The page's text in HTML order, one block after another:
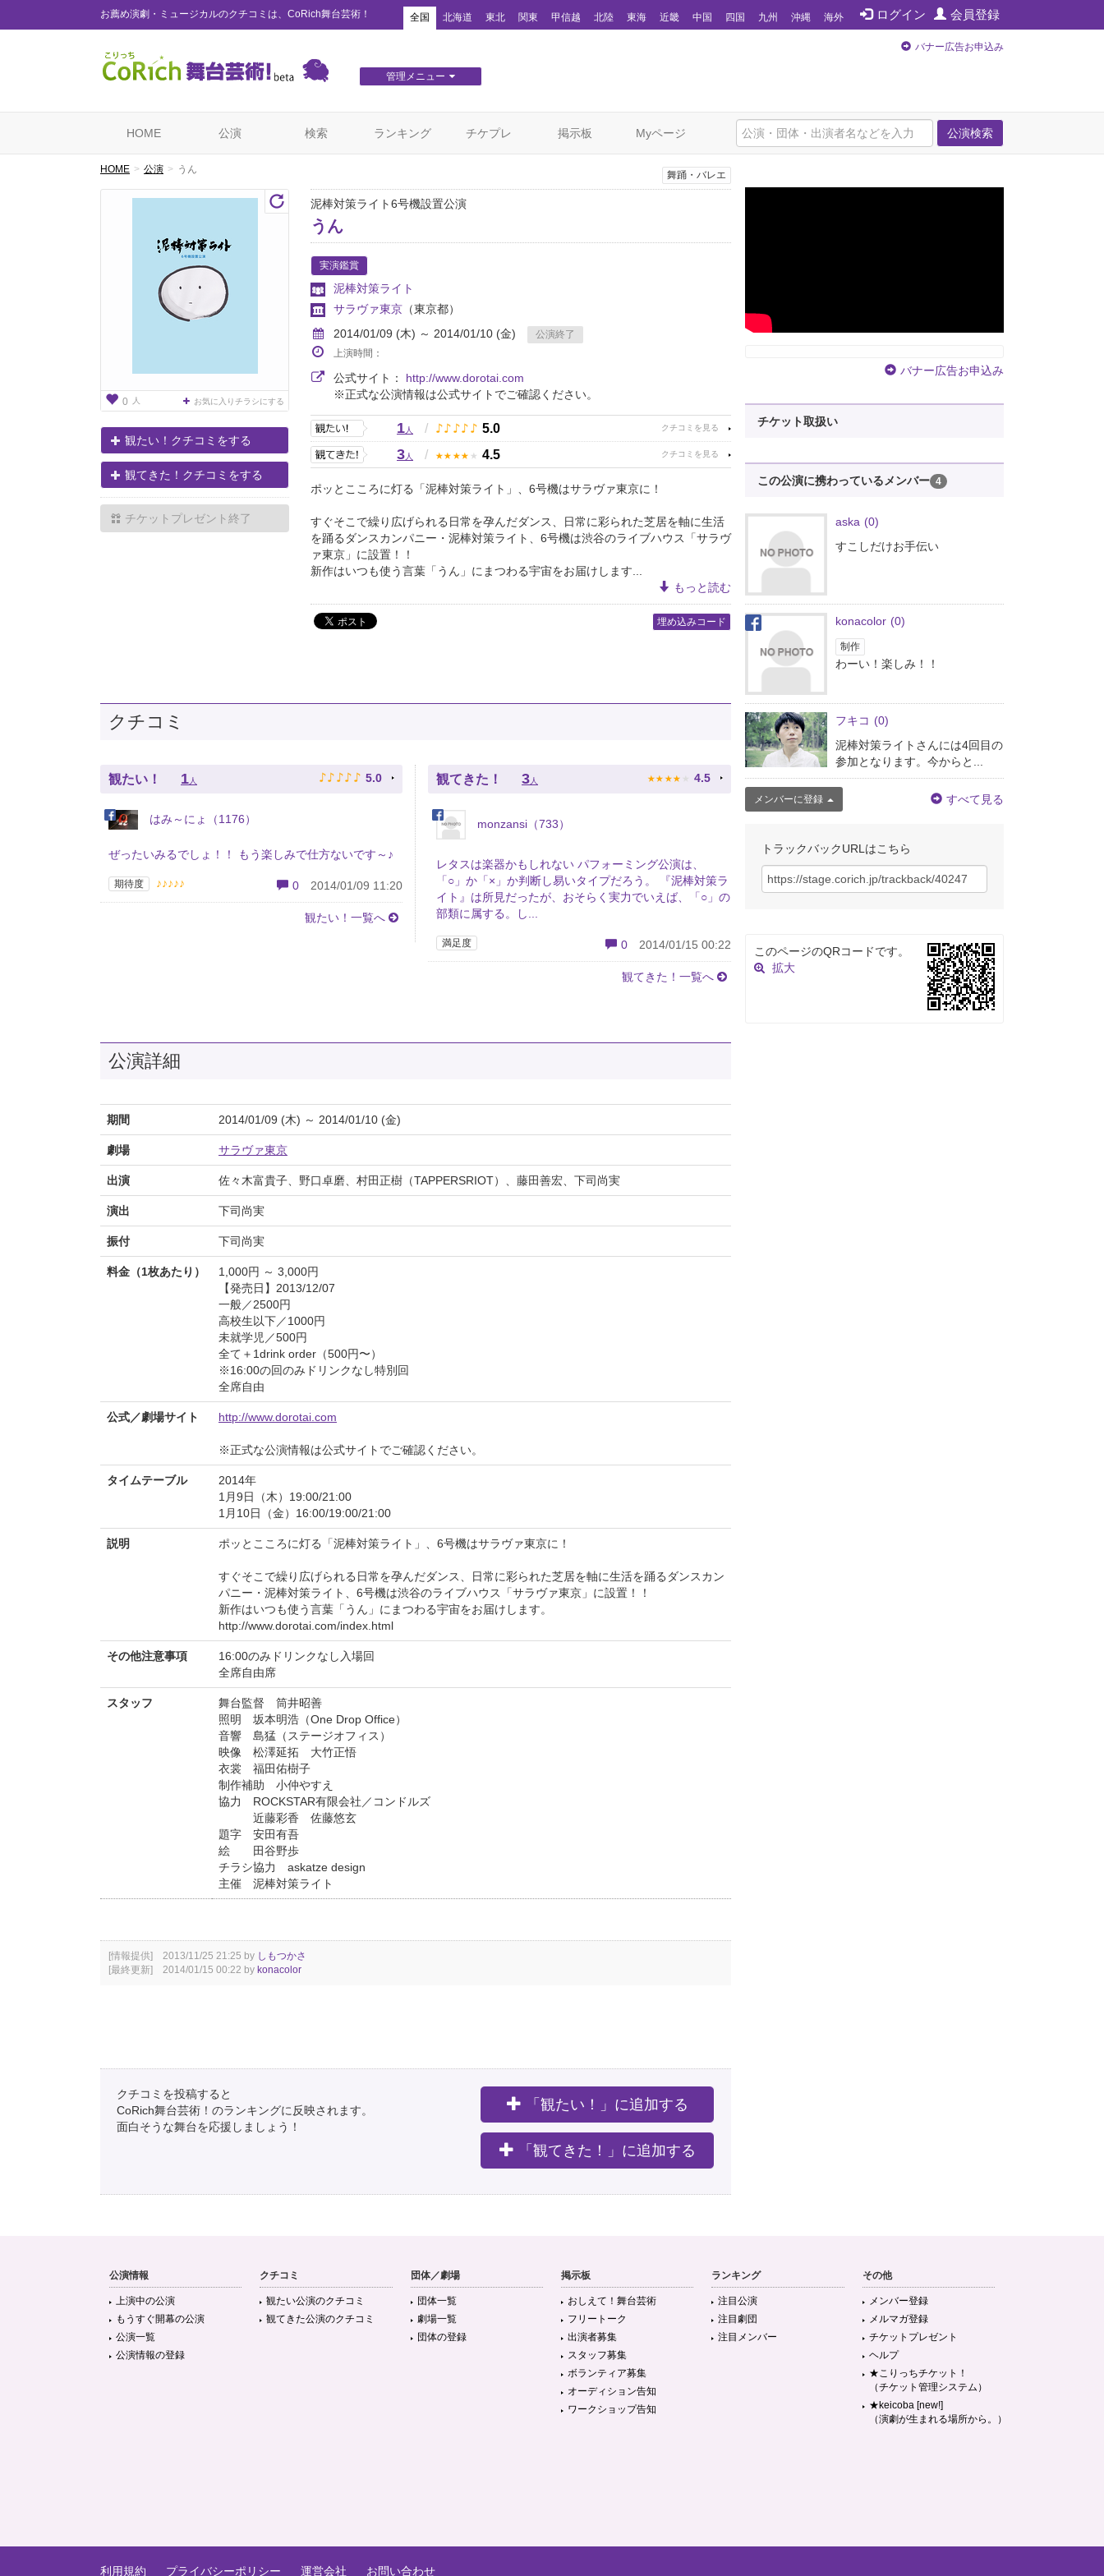
お薦め演劇・ミュージカルのクチコミは、CoRich舞台芸術！ ログイン 会員登録
全国 北海道 東北 関東 甲信越 北陸 東海 近畿 中国 四国 九州 沖縄 海外
管理メニュー
バナー広告お申込み
公演検索
HOME 公演 検索 ランキング チケプレ 掲示板 Myページ
HOME 公演 うん
0 人 お気に入りチラシにする
観たい！クチコミをする
観てきた！クチコミをする
チケットプレゼント終了
舞踊・バレエ
泥棒対策ライト6号機設置公演
うん
実演鑑賞
泥棒対策ライト
サラヴァ東京 （東京都）
2014/01/09 (木) ～ 2014/01/10 (金)
公演終了
上演時間：
公式サイト： http://www.dorotai.com
※正式な公演情報は公式サイトでご確認ください。
1人 / ♪ ♪ ♪ ♪ ♪ 5.0
3人 / ★ ★ ★ ★ ★ 4.5
ポッとこころに灯る「泥棒対策ライト」、6号機はサラヴァ東京に！
すぐそこで繰り広げられる日常を孕んだダンス、日常に彩られた芝居を軸に生活
を踊るダンスカンパニー・泥棒対策ライト、6号機は渋谷のライブハウス「サラヴ
ァ東京」に設置！！
新作はいつも使う言葉「うん」にまつわる宇宙をお届けします...
もっと読む
埋め込みコード
クチコミ
観たい！ 1 人 ♪ ♪ ♪ ♪ ♪ 5.0
はみ～にょ（1176）
ぜったいみるでしょ！！ もう楽しみで仕方ないです～♪
期待度 ♪♪♪♪♪ 0 2014/01/09 11:20
観たい！一覧へ
観てきた！ 3 人 ★ ★ ★ ★ ★ 4.5
monzansi（733）
レタスは楽器かもしれない パフォーミング公演は、
「○」か「×」か判断し易いタイプだろう。 『泥棒対策ラ
イト』は所見だったが、おそらく実力でいえば、「○」の
部類に属する。し...
満足度 0 2014/01/15 00:22
観てきた！一覧へ
公演詳細
期間 2014/01/09 (木) ～ 2014/01/10 (金)
劇場 サラヴァ東京
出演 佐々木富貴子、野口卓磨、村田正樹（TAPPERSRIOT）、藤田善宏、下司尚実
演出 下司尚実
振付 下司尚実
料金（1枚あたり）
1,000円 ～ 3,000円
【発売日】2013/12/07
一般／2500円
高校生以下／1000円
未就学児／500円
全て＋1drink order（500円〜）
※16:00の回のみドリンクなし特別回
全席自由
公式／劇場サイト http://www.dorotai.com
※正式な公演情報は公式サイトでご確認ください。
タイムテーブル
2014年
1月9日（木）19:00/21:00
1月10日（金）16:00/19:00/21:00
説明 ポッとこころに灯る「泥棒対策ライト」、6号機はサラヴァ東京に！
すぐそこで繰り広げられる日常を孕んだダンス、日常に彩られた芝居を軸に生活を踊るダンスカン
パニー・泥棒対策ライト、6号機は渋谷のライブハウス「サラヴァ東京」に設置！！
新作はいつも使う言葉「うん」にまつわる宇宙をお届けします。
http://www.dorotai.com/index.html
その他注意事項
16:00のみドリンクなし入場回
全席自由席
スタッフ
舞台監督 筒井昭善
照明 坂本明浩（One Drop Office）
音響 島猛（ステージオフィス）
映像 松澤延拓 大竹正悟
衣裳 福田佑樹子
制作補助 小仲やすえ
協力 ROCKSTAR有限会社／コンドルズ
近藤彩香 佐藤悠玄
題字 安田有吾
絵 田谷野歩
チラシ協力 askatze design
主催 泥棒対策ライト
[情報提供] 2013/11/25 21:25 by しもつかさ
[最終更新] 2014/01/15 00:22 by konacolor
クチコミを投稿すると
CoRich舞台芸術！のランキングに反映されます。
面白そうな舞台を応援しましょう！
「観たい！」に追加する
「観てきた！」に追加する
バナー広告お申込み
チケット取扱い
この公演に携わっているメンバー 4
aska (0)
すこしだけお手伝い
konacolor (0)
制作
わーい！楽しみ！！
フキコ (0)
泥棒対策ライトさんには4回目の
参加となります。今からと...
メンバーに登録 すべて見る
トラックバックURLはこちら
このページのQRコードです。
拡大
公演情報
上演中の公演
もうすぐ開幕の公演
公演一覧
公演情報の登録
クチコミ
観たい公演のクチコミ
観てきた公演のクチコミ
団体／劇場
団体一覧
劇場一覧
団体の登録
掲示板
おしえて！舞台芸術
フリートーク
出演者募集
スタッフ募集
ボランティア募集
オーディション告知
ワークショップ告知
ランキング
注目公演
注目劇団
注目メンバー
その他
メンバー登録
メルマガ登録
チケットプレゼント
ヘルプ
★こりっちチケット！
（チケット管理システム）
★keicoba [new!]
（演劇が生まれる場所から。）
利用規約 プライバシーポリシー 運営会社 お問い合わせ